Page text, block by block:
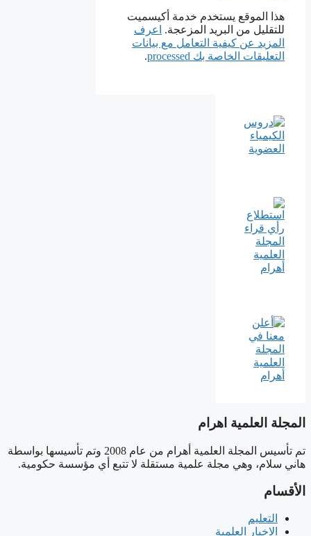
هذا الموقع يستخدم خدمة أكيسميت
للتقليل من البريد المزعجة.
اعرف
المزيد عن كيفية التعامل مع بيانات
التعليقات الخاصة بك processed
.
المجلة العلمية اهرام
تم تأسيس المجلة العلمية أهرام من عام 2008 وتم تأسيسها بواسطة
هاني سلام، وهي مجلة علمية مستقلة لا تتبع أي مؤسسة حكومية.
الأقسام
التعليم
الاخبار العلمية